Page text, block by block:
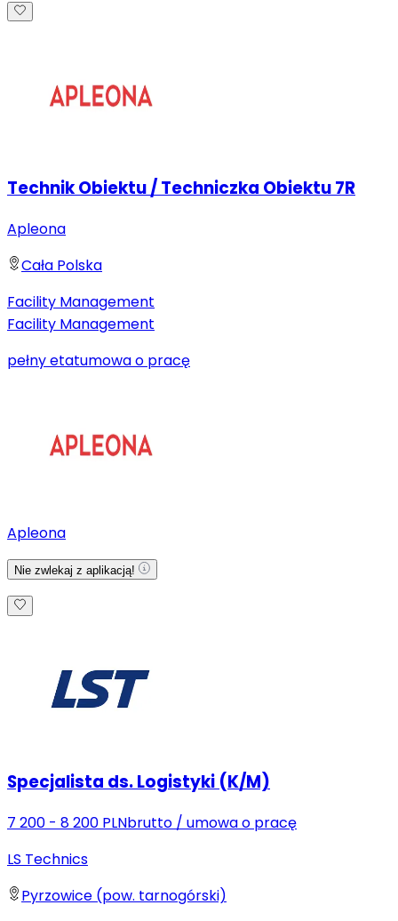
Technik Obiektu / Techniczka Obiektu 7R
Apleona
Cała Polska
Facility Management
Facility Management
pełny etatumowa o pracę
Apleona
Nie zwlekaj z aplikacją!
Specjalista ds. Logistyki (K/M)
7 200 - 8 200 PLNbrutto / umowa o pracę
LS Technics
Pyrzowice (pow. tarnogórski)